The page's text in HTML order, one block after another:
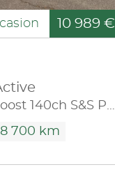
10 989 €
1.0 EcoBoost 140ch S&S Plus Euro6.2
700 km